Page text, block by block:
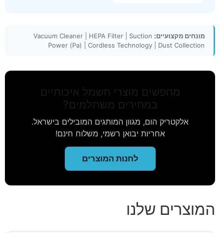
מונחים מקצועיים: Vacuum Cleaner | HEPA Filter | Suction
Power (Pa) | Cordless Technology | Dust Collection
מחפשים מוצרי חשמל איכותיים
במחירים משתלמים?
אלקטריק הום, מגוון המותגים המובילים בישראל.
אחריות יבואן רשמי, משלוח חינם!
לחנות המוצרים
המוצרים שלנו